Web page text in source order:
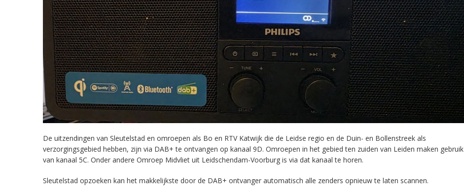
De uitzendingen van Sleutelstad en omroepen als Bo en RTV Katwijk die de Leidse regio en de Duin- en Bollenstreek als
verzorgingsgebied hebben, zijn via DAB+ te ontvangen op kanaal 9D. Omroepen in het gebied ten zuiden van Leiden maken gebruik
van kanaal 5C. Onder andere Omroep Midvliet uit Leidschendam-Voorburg is via dat kanaal te horen.
Sleutelstad opzoeken kan het makkelijkste door de DAB+ ontvanger automatisch alle zenders opnieuw te laten scannen.